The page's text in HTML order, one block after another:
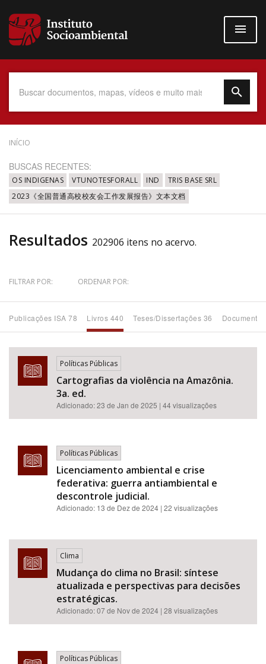
para
conteúdo
Data do Documento
Até
Tema
Subtema
Área de Levantamento
Área Protegida
INÍCIO
BUSCAS RECENTES:
OS INDIGENAS VTUNOTESFORALL IND
TRIS BASE SRL
2023《全国普通高校校友会工作发展报告》文本文档
Resultados 202906 itens no acervo.
FILTRAR POR: ORDENAR POR:
Publicações ISA 78 Livros 440 Teses/Dissertações 36
Políticas Públicas
Cartografias da violência na Amazônia.
3a. ed.
Adicionado:23 de Jan de 2025 | 44 visualizações
Políticas Públicas
Licenciamento ambiental e crise
federativa: guerra antiambiental e
descontrole judicial.
Adicionado: 13 de Dez de 2024 | 22 visualizações
Clima
Mudança do clima no Brasil: síntese
atualizada e perspectivas para decisões
estratégicas.
Adicionado:07 de Nov de 2024 | 28 visualizações
Políticas Públicas